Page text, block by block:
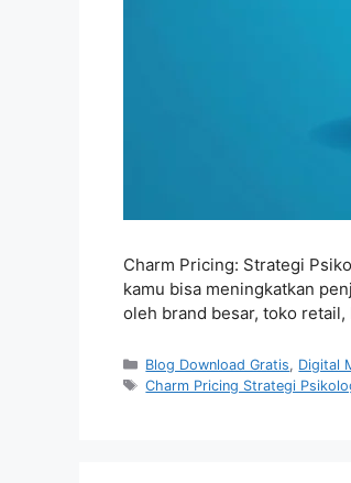
Charm Pricing: Strategi
kamu bisa meningkatkan
oleh brand besar, toko
Categories
Blog Download Gratis, Digital
Tags
Charm Pricing Strategi